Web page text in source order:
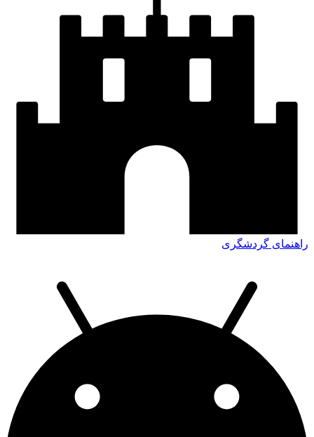
راهنمای گردشگری